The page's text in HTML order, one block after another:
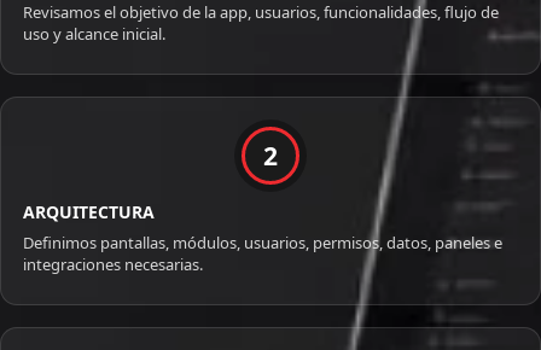
Revisamos el objetivo de la app, usuarios, funcionalidades, flujo de
uso y alcance inicial.
2
ARQUITECTURA
Definimos pantallas, módulos, usuarios, permisos, datos, paneles e
integraciones necesarias.